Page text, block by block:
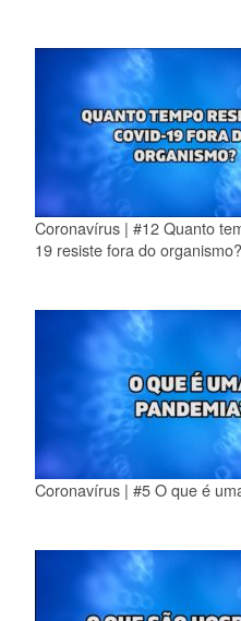
Coronavírus | #12 Quanto
19 resiste fora do organismo?
Coronavírus | #5 O que é